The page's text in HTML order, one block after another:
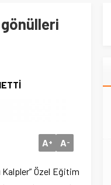
gönülleri
A+ A-
Kalpler” Özel Eğitim